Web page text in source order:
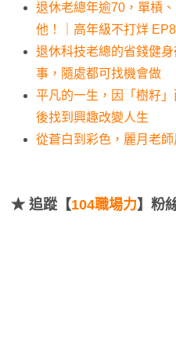
退休老總年逾70，單槓
他！｜高年級不打烊
退休科技老總的省錢健
事，隨處都可找機會做
平凡的一生，因「樹籽
後找到興趣改變人生
從蒼白到彩色，麗月老
★ 追蹤【104職場力】粉